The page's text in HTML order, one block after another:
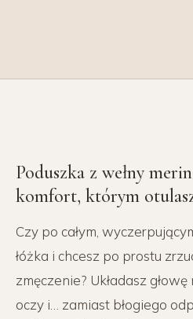
Poduszka z wełny
komfort, którym
Czy po całym,
łóżka i chcesz po prostu
zmęczenie? Układasz
oczy i… zamiast błogiego